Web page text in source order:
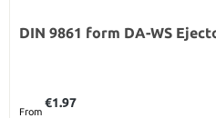
DIN 9861 form DA-WS
From
€1.97